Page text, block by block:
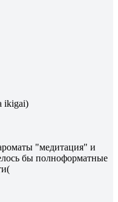
ikigai)
"медитация" и
бы полноформатные